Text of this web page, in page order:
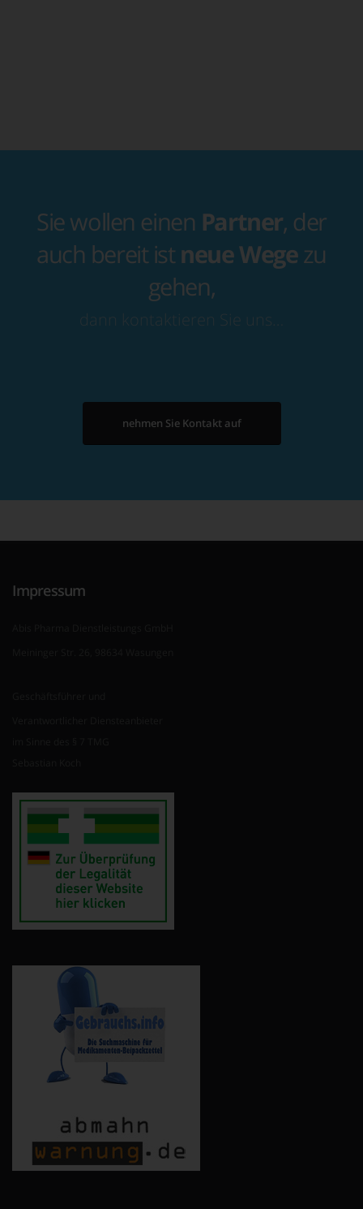
Sie wollen einen Partner, der
auch bereit ist neue Wegezu
gehen,
dann kontaktieren Sie uns…
nehmen Sie Kontakt auf
Impressum